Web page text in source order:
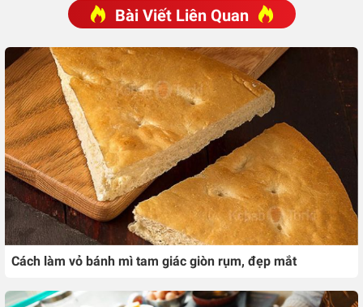
Bài Viết Liên Quan
Cách làm vỏ bánh mì tam giác giòn rụm, đẹp mắt